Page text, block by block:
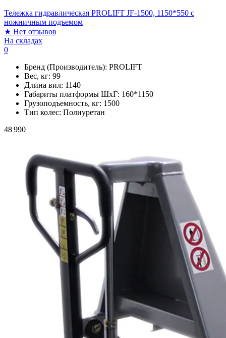
Тележка гидравлическая PROLIFT JF-1500, 1150*550 c
ножничным подъемом
★ Нет отзывов
На складах
0
Бренд (Производитель): PROLIFT
Вес, кг: 99
Длина вил: 1140
Габариты платформы ШxГ: 160*1150
Грузоподъемность, кг: 1500
Тип колес: Полиуретан
48 990